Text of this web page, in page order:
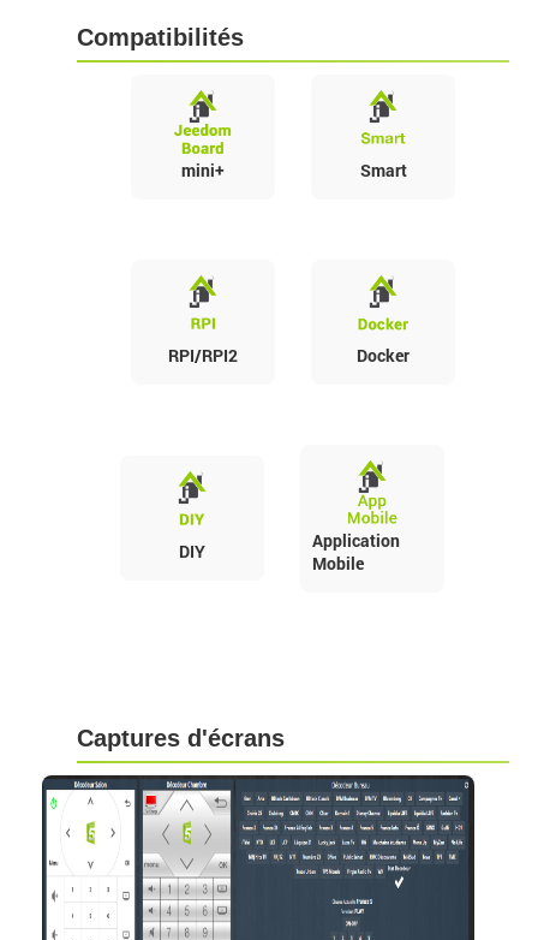
Compatibilités
mini+ Smart
RPI/RPI2 Docker
DIY
Application
Mobile
Captures d'écrans